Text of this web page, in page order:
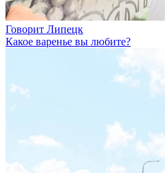
Говорит Липецк
Какое варенье вы любите?